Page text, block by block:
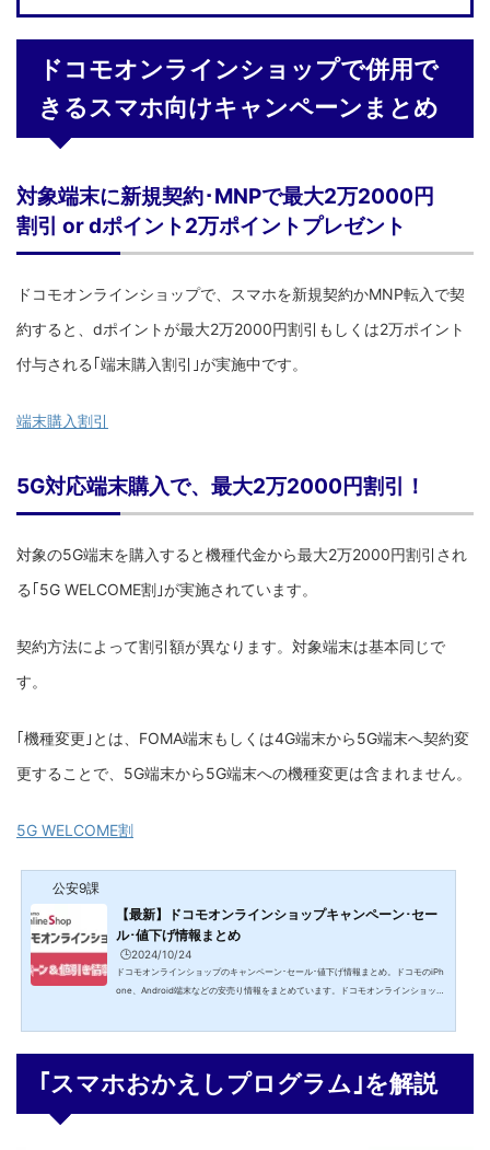
ドコモオンラインショップで併用で
きるスマホ向けキャンペーンまとめ
対象端末に新規契約･MNPで最大2万2000円
割引 or dポイント2万ポイントプレゼント
ドコモオンラインショップで、スマホを新規契約かMNP転入で契
約すると、dポイントが最大2万2000円割引もしくは2万ポイント
付与される｢端末購入割引｣が実施中です。
端末購入割引
5G対応端末購入で、最大2万2000円割引！
対象の5G端末を購入すると機種代金から最大2万2000円割引され
る｢5G WELCOME割｣が実施されています。
契約方法によって割引額が異なります。対象端末は基本同じで
す。
｢機種変更｣とは、FOMA端末もしくは4G端末から5G端末へ契約変
更することで、5G端末から5G端末への機種変更は含まれません。
5G WELCOME割
公安9課
【最新】ドコモオンラインショップキャンペーン･セー
ル･値下げ情報まとめ
🕒️2024/10/24
ドコモオンラインショップのキャンペーン･セール･値下げ情報まとめ。ドコモのiPh
one、Android端末などの安売り情報をまとめています。ドコモオンラインショップ
格安SIMの通信速度の遅さにうんざりしてドコモに戻りたくな...
｢スマホおかえしプログラム｣を解説